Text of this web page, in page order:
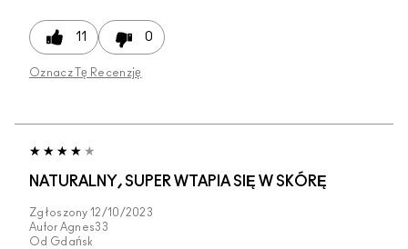
11 0
Oznacz Tę Recenzję
NATURALNY, SUPER WTAPIA SIĘ W SKÓRĘ
Zgłoszony 12/10/2023
Autor Agnes33
Od Gdańsk